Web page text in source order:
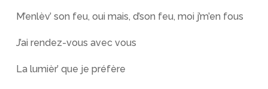
M’enlèv’ son feu, oui mais, d’son feu, moi j’m’en fous
J’ai rendez-vous avec vous
La lumièr’ que je préfère